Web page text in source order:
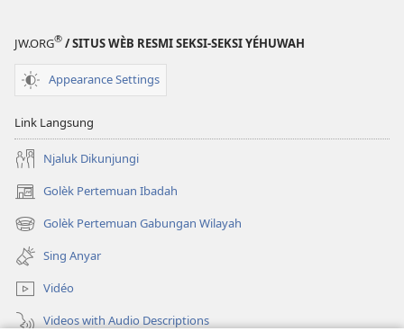
JW.ORG® / SITUS WÈB RESMI SEKSI-SEKSI YÉHUWAH
Appearance Settings
Link Langsung
Njaluk Dikunjungi
Golèk Pertemuan Ibadah
(opens
new
window)
Golèk Pertemuan Gabungan Wilayah
(opens
new
window)
Sing Anyar
Vidéo
Videos with Audio Descriptions